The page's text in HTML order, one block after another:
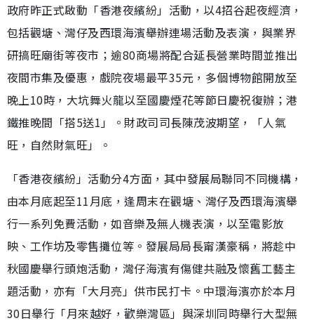
政府昨正式啟動「香港夜繽紛」活動，以4招谷起夜經濟，
包括觀塘、灣仔及西環海濱舉辦連場活動及表演，與業界
研搞旺廟街等夜市；逾80商場將配合延長營業時間並推出
夜間市集及優惠，戲院夜場最平35元，多個博物館開放至
晚上10時，大坑舞火龍以至國慶煙花等節日慶祝復辦；港
鐵推晚間「搭5送1」。財政司司長陳茂波期望，「人氣
旺，自然財氣旺」。
「香港夜繽紛」活動分4方面，其中發展局聯同不同機構，
由本月底起至11月底，逢周末在觀塘、灣仔及西環海濱舉
行一系列免費活動，如音樂及無人機表演，以至電影放
映、工作坊及零售攤位等。發展局局長甯漢豪稱，將趁中
秋國慶舉行頭炮活動，灣仔海濱有傷健共融及懷舊工藝主
題活動，亦有「大月亮」供市民打卡。中環海濱亦於本月
30日舉行「月來越好，歡樂灣區」與深圳同時舉行大型無